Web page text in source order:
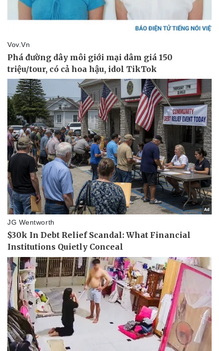
Thể thao
Bóng đá
Lịch thi đấu bóng đá
Thế giới thể thao
Hậu trường
Ô tô - Xe máy
Ô tô
Xe máy
Tư vấn